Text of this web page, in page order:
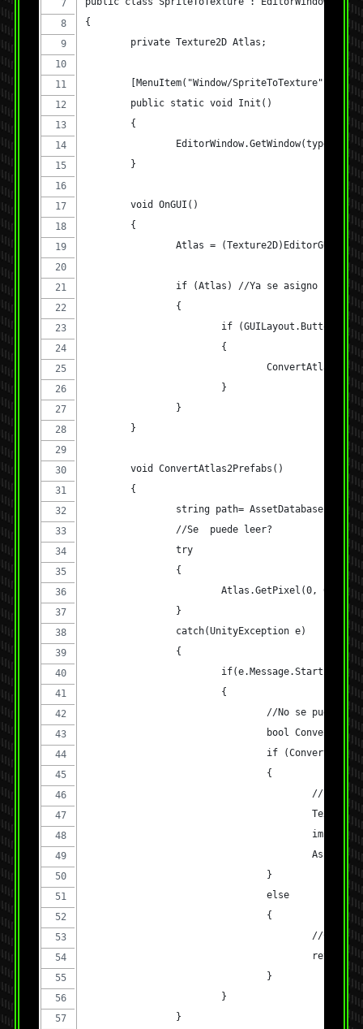
{
	private Texture2D Atlas;
	[MenuItem("Window/SpriteToTexture")]
	public static void Init()
	{
	}
	void OnGUI()
	{
Atlas =
if (Atlas) //Ya se asigno una
		{
if
			{
			}
		}
	}
	void ConvertAtlas2Prefabs()
	{
string path=
		//Se  puede leer?
		try
		{
			Atlas.GetPixel(0, 0);
		}
		catch(UnityException e)
		{
			{
//No se puede
bool
				if (Convertir)
				{
//Lo
				}
				else
				{
					//Cancelo
					return;
				}
			}
		}